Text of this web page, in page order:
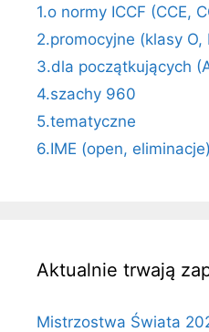
1.o normy ICCF (CCE,
2.promocyjne (klasy O,
3.dla początkujących
4.szachy 960
5.tematyczne
6.IME (open, eliminacje)
Aktualnie trwają
Mistrzostwa Świata